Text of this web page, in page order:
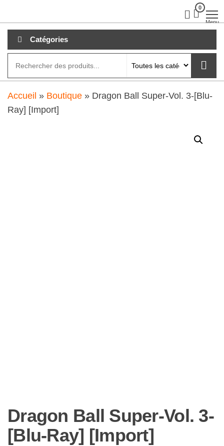
au
contenu
0
Menu
Catégories
Accueil » Boutique » Dragon Ball Super-Vol. 3-[Blu-
Ray] [Import]
Dragon Ball Super-Vol. 3-
[Blu-Ray] [Import]